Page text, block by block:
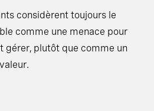
considèrent toujours le
comme une menace pour
gérer, plutôt que comme un